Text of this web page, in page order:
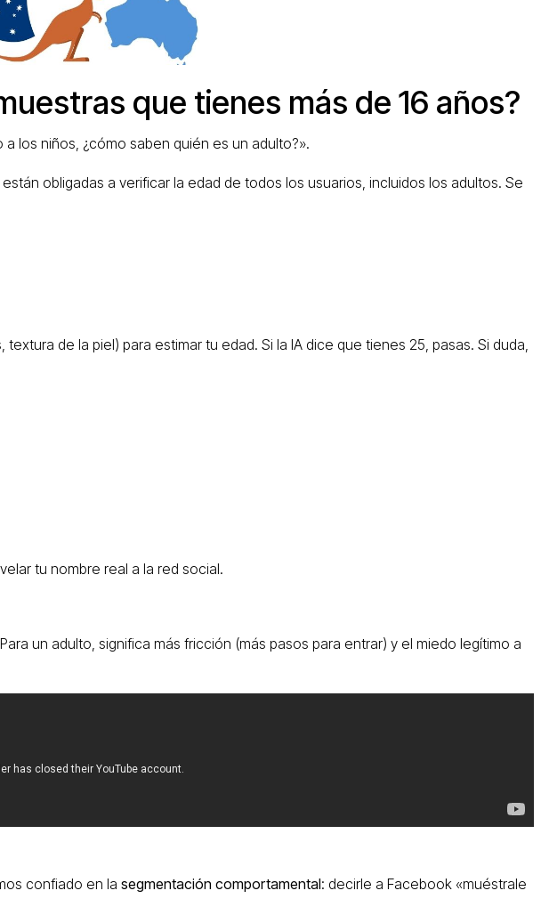
que tienes más de 16 años?
los niños, ¿cómo saben quién es un adulto?».
obligadas a verificar la edad de todos los usuarios, incluidos los adultos. Se
de la piel) para estimar tu edad. Si la IA dice que tienes 25, pasas. Si duda,
tu nombre real a la red social.
un adulto, significa más fricción (más pasos para entrar) y el miedo legítimo a
confiado en la segmentación comportamental: decirle a Facebook «muéstrale